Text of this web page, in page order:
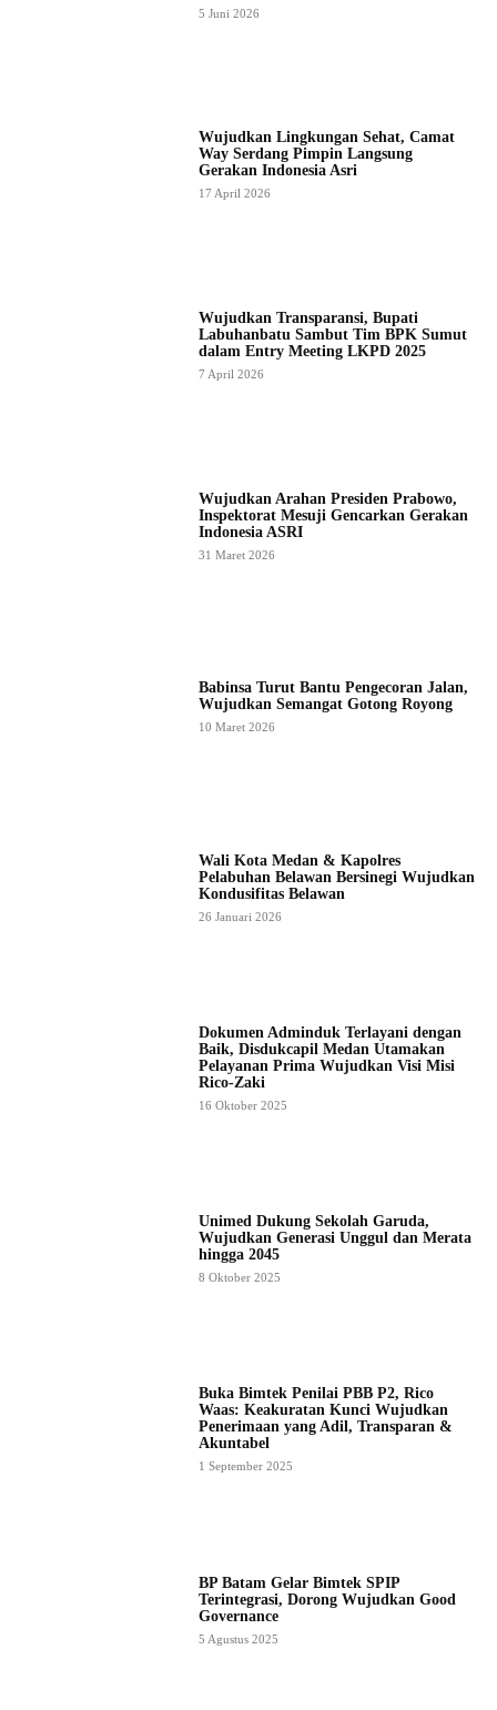
5 Juni 2026
Wujudkan Lingkungan Sehat, Camat
Way Serdang Pimpin Langsung
Gerakan Indonesia Asri
17 April 2026
Wujudkan Transparansi, Bupati
Labuhanbatu Sambut Tim BPK Sumut
dalam Entry Meeting LKPD 2025
7 April 2026
Wujudkan Arahan Presiden Prabowo,
Inspektorat Mesuji Gencarkan Gerakan
Indonesia ASRI
31 Maret 2026
Babinsa Turut Bantu Pengecoran Jalan,
Wujudkan Semangat Gotong Royong
10 Maret 2026
Wali Kota Medan & Kapolres
Pelabuhan Belawan Bersinegi Wujudkan
Kondusifitas Belawan
26 Januari 2026
Dokumen Adminduk Terlayani dengan
Baik, Disdukcapil Medan Utamakan
Pelayanan Prima Wujudkan Visi Misi
Rico-Zaki
16 Oktober 2025
Unimed Dukung Sekolah Garuda,
Wujudkan Generasi Unggul dan Merata
hingga 2045
8 Oktober 2025
Buka Bimtek Penilai PBB P2, Rico
Waas: Keakuratan Kunci Wujudkan
Penerimaan yang Adil, Transparan &
Akuntabel
1 September 2025
BP Batam Gelar Bimtek SPIP
Terintegrasi, Dorong Wujudkan Good
Governance
5 Agustus 2025